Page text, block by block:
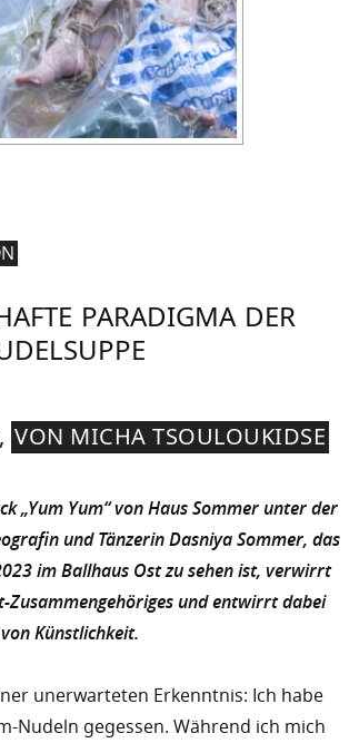
PARADIGMA DER
VON MICHA TSOULOUKIDSE
„Yum Yum“ von Haus Sommer unter der
und Tänzerin Dasniya Sommer, das
im Ballhaus Ost zu sehen ist, verwirrt
Zusammengehöriges und entwirrt dabei
Künstlichkeit.
unerwarteten Erkenntnis: Ich habe
Nudeln gegessen. Während ich mich